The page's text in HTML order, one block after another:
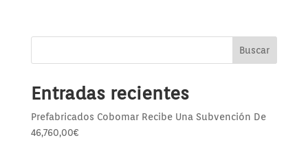
Buscar
Entradas recientes
Prefabricados Cobomar Recibe Una Subvención De
46,760,00€